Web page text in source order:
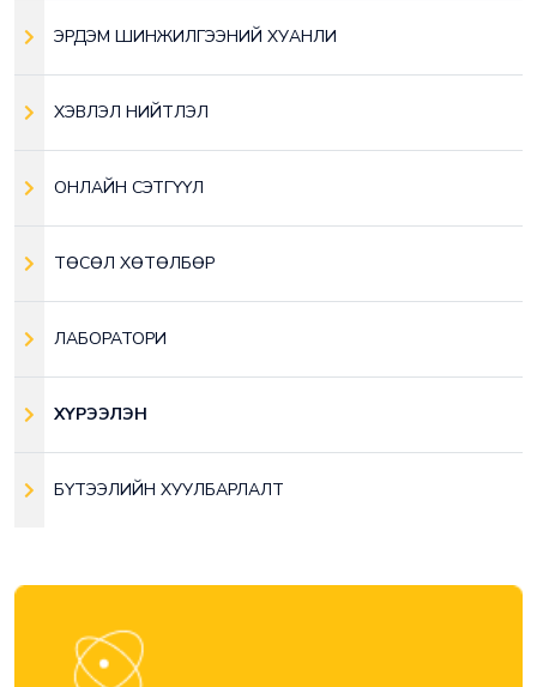
ЭРДЭМ ШИНЖИЛГЭЭНИЙ ХУАНЛИ
ХЭВЛЭЛ НИЙТЛЭЛ
ОНЛАЙН СЭТГҮҮЛ
ТӨСӨЛ ХӨТӨЛБӨР
ЛАБОРАТОРИ
ХҮРЭЭЛЭН
БҮТЭЭЛИЙН ХУУЛБАРЛАЛТ